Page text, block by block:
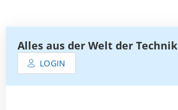
Alles aus der Welt der Technik
LOGIN